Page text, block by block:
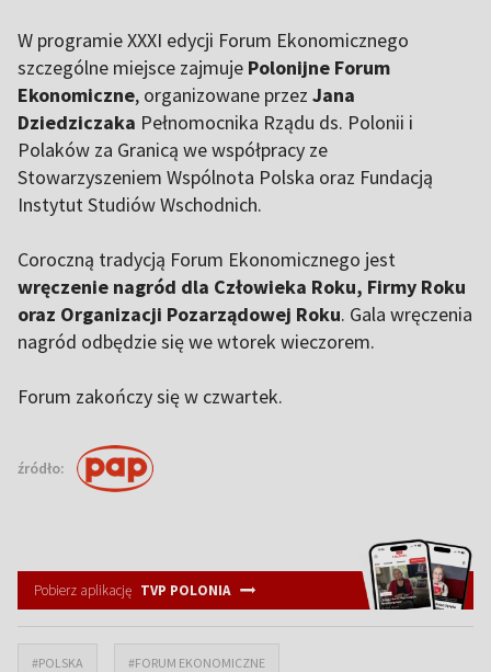
W programie XXXI edycji Forum Ekonomicznego
szczególne miejsce zajmuje Polonijne Forum
Ekonomiczne, organizowane przez Jana
Dziedziczaka Pełnomocnika Rządu ds. Polonii i
Polaków za Granicą we współpracy ze
Stowarzyszeniem Wspólnota Polska oraz Fundacją
Instytut Studiów Wschodnich.
Coroczną tradycją Forum Ekonomicznego jest
wręczenie nagród dla Człowieka Roku, Firmy Roku
oraz Organizacji Pozarządowej Roku. Gala wręczenia
nagród odbędzie się we wtorek wieczorem.
Forum zakończy się w czwartek.
źródło:
Pobierz aplikację TVP POLONIA
#POLSKA #FORUM EKONOMICZNE